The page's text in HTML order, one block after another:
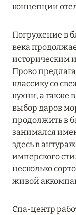
концепции
Погружение в
века
историческим
Прово
классику со
кухни, а также
выбор даров
продолжить в
занимался
здесь в
имперского
несколько
живой
Спа-центр